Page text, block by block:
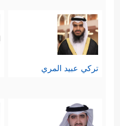
تركي عبيد المري